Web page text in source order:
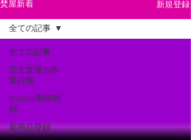
焚屋新着 新規登録
全ての記事
店主焚屋の作
業日報
Youtube動画投
稿
新商品登録
全ての記事